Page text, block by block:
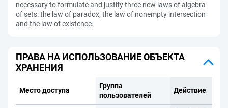
necessary to formulate and justify three new laws of algebra
of sets: the law of paradox, the law of nonempty intersection
and the law of existence.
ПРАВА НА ИСПОЛЬЗОВАНИЕ ОБЪЕКТА
ХРАНЕНИЯ
Место доступа
Группа
пользователей
Действие